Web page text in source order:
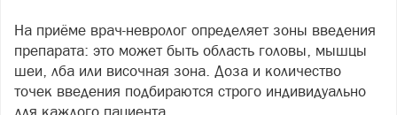
На приёме врач-невролог определяет зоны введения
препарата: это может быть область головы, мышцы
шеи, лба или височная зона. Доза и количество
точек введения подбираются строго индивидуально